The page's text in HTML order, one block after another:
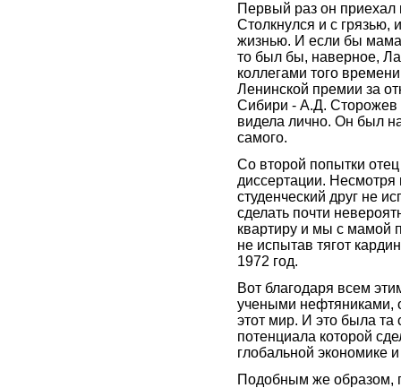
Первый раз он приехал
Столкнулся и с грязью,
жизнью. И если бы мама
то был бы, наверное,
коллегами того
Ленинской премии за
Сибири - А.Д. Сторожев
видела лично. Он был
самого.
Со второй попытки
диссертации. Несмотря
студенческий друг не
сделать почти
квартиру и мы с мамой
не испытав тягот
1972 год.
Вот благодаря всем
учеными нефтяниками,
этот мир. И это была та
потенциала которой
глобальной экономике
Подобным же образом,